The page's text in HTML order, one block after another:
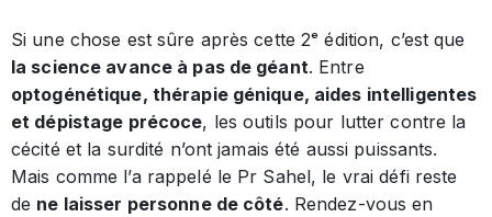
Si une chose est sûre après cette 2ᵉ édition, c’est que
la science avance à pas de géant. Entre
optogénétique, thérapie génique, aides intelligentes
et dépistage précoce, les outils pour lutter contre la
cécité et la surdité n’ont jamais été aussi puissants.
Mais comme l’a rappelé le Pr Sahel, le vrai défi reste
de ne laisser personne de côté. Rendez-vous en